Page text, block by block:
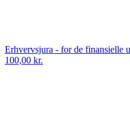
Erhvervsjura - for de finansielle
100,00 kr.